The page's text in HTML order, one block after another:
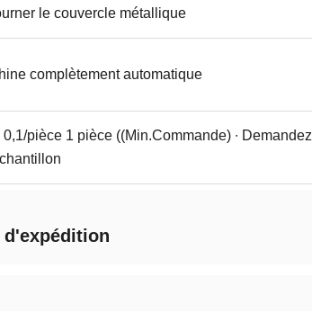
le couvercle métallique
complètement automatique
0,1/pièce 1 pièce ((Min.Commande) ∙ Demandez